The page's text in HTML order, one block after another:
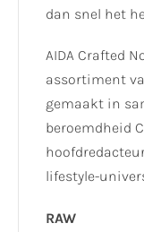
dan snel het
AIDA Crafted
assortiment
gemaakt in
beroemdheid
lifestyle-
RAW